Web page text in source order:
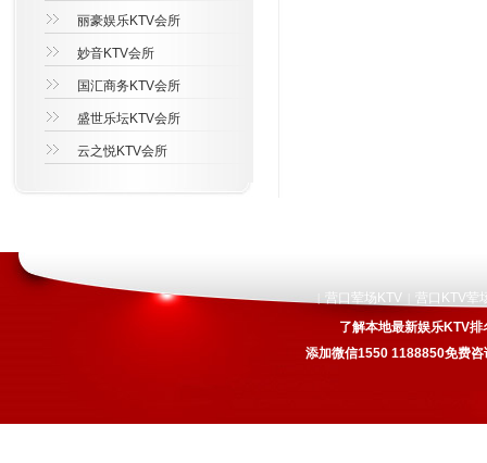
丽豪娱乐KTV会所
妙音KTV会所
国汇商务KTV会所
盛世乐坛KTV会所
云之悦KTV会所
营口荤场KTV
营口KTV荤
了解本地最新娱乐KTV
添加微信1550 1188850免费